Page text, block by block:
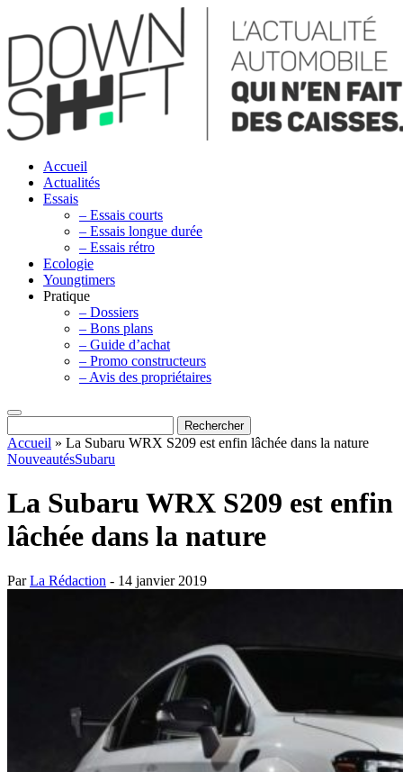
Accueil
Actualités
Essais
– Essais courts
– Essais longue durée
– Essais rétro
Ecologie
Youngtimers
Pratique
– Dossiers
– Bons plans
– Guide d’achat
– Promo constructeurs
– Avis des propriétaires
Accueil » La Subaru WRX S209 est enfin lâchée dans la nature
NouveautésSubaru
La Subaru WRX S209 est enfin
lâchée dans la nature
ParLa Rédaction - 14 janvier 2019